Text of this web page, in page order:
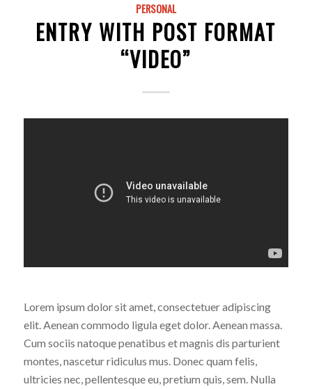
PERSONAL
ENTRY WITH POST FORMAT
“VIDEO”
Lorem ipsum dolor sit amet, consectetuer adipiscing
elit. Aenean commodo ligula eget dolor. Aenean massa.
Cum sociis natoque penatibus et magnis dis parturient
montes, nascetur ridiculus mus. Donec quam felis,
ultricies nec, pellentesque eu, pretium quis, sem. Nulla